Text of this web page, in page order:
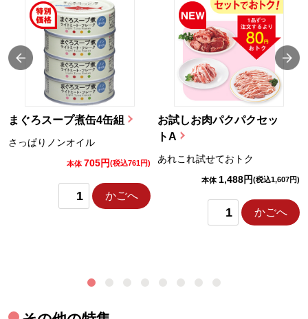
まぐろスープ煮缶4缶組
さっぱりノンオイル
本体 705円(税込761円)
かごへ
お試しお肉パクパクセッ
トA
あれこれ試せておトク
本体 1,488円(税込1,607円)
かごへ